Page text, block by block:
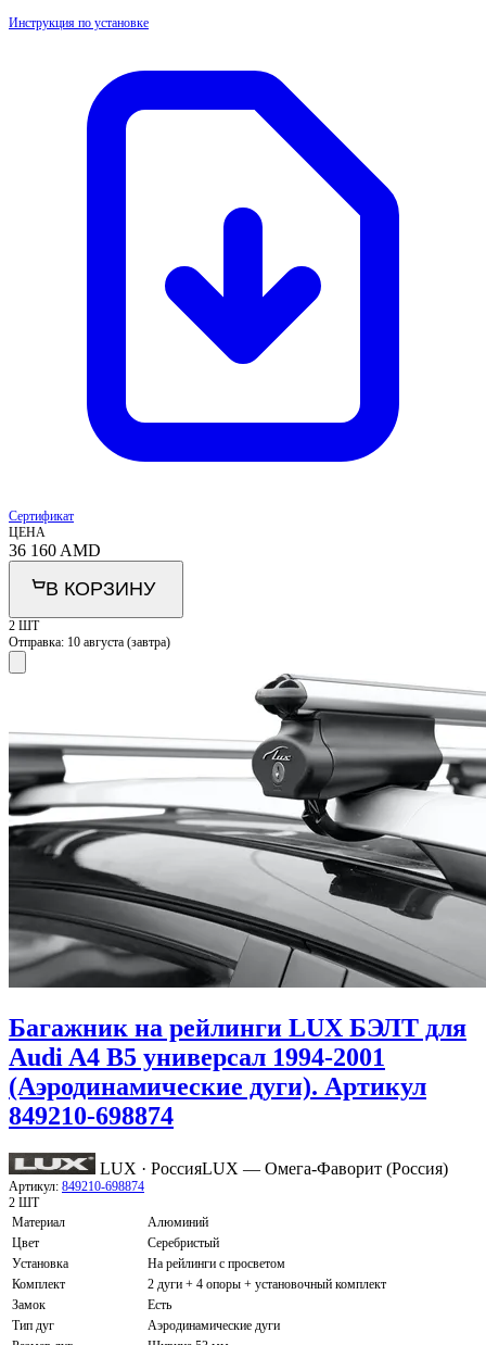
Инструкция по установке
Сертификат
ЦЕНА
36 160 AMD
В КОРЗИНУ
2 ШТ
Отправка: 10 августа (завтра)
Багажник на рейлинги LUX БЭЛТ для
Audi A4 B5 универсал 1994-2001
(Аэродинамические дуги). Артикул
849210-698874
LUX · РоссияLUX — Омега-Фаворит (Россия)
Артикул: 849210-698874
2 ШТ
Материал
Алюминий
Цвет
Серебристый
Установка
На рейлинги с просветом
Комплект
2 дуги + 4 опоры + установочный комплект
Замок
Есть
Тип дуг
Аэродинамические дуги